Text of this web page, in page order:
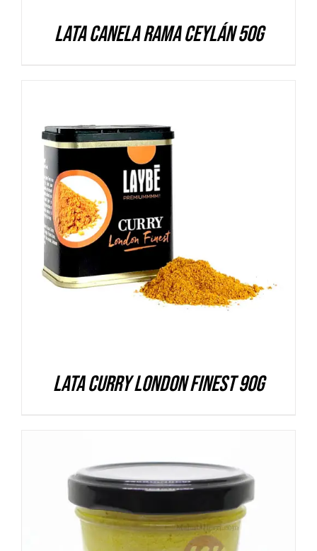
Lata Canela rama Ceylán 50g
DETALLES
Lata Curry London Finest 90g